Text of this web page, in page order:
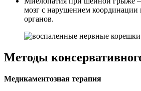
мозг с нарушением
органов.
Методы
Медикаментозная терапия